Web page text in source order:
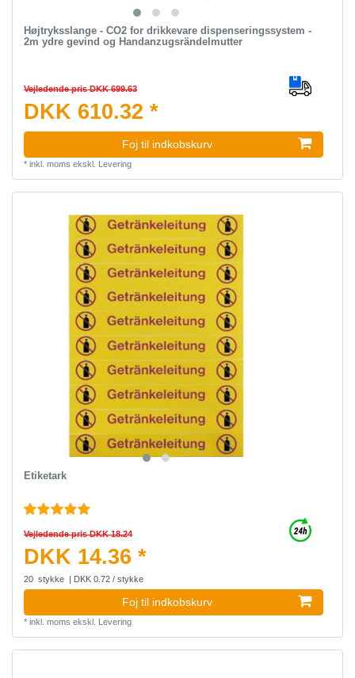
Højtryksslange - CO2 for drikkevare dispenseringssystem -
2m ydre gevind og Handanzugsrändelmutter
Vejledende pris DKK 699.63
DKK 610.32 *
Foj til indkobskurv
* inkl. moms ekskl. Levering
Etiketark
Vejledende pris DKK 18.24
DKK 14.36 *
20 stykke | DKK 0.72 / stykke
Foj til indkobskurv
* inkl. moms ekskl. Levering